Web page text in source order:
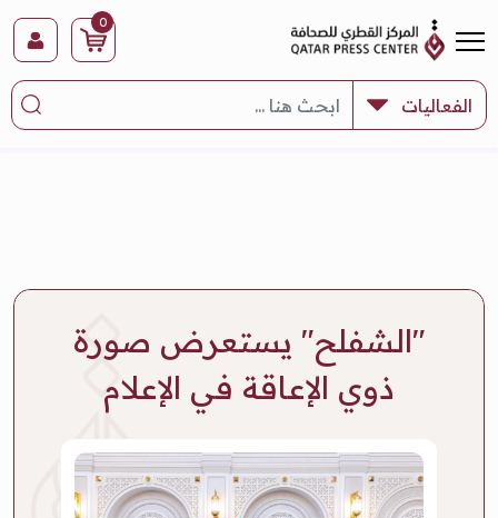
0
"الشفلح" يستعرض صورة
ذوي الإعاقة في الإعلام